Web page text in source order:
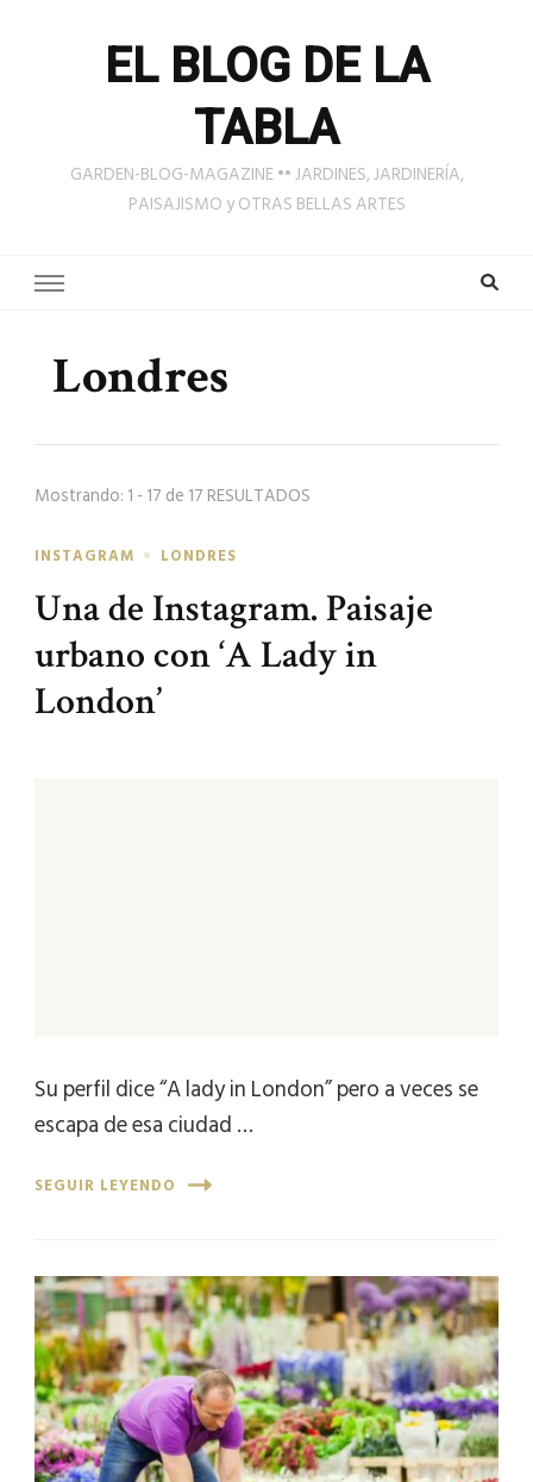
EL BLOG DE LA
TABLA
GARDEN-BLOG-MAGAZINE •• JARDINES, JARDINERÍA,
PAISAJISMO y OTRAS BELLAS ARTES
Londres
Mostrando: 1 - 17 de 17 RESULTADOS
INSTAGRAM LONDRES
Una de Instagram. Paisaje
urbano con ‘A Lady in
London’
Su perfil dice “A lady in London” pero a veces se
escapa de esa ciudad …
SEGUIR LEYENDO